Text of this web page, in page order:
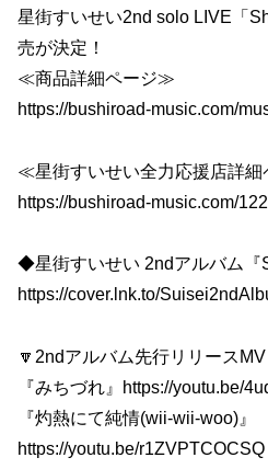
星街すいせい2nd solo LIVE「
売が決定！
≪商品詳細ページ≫
https://bushiroad-music.com/
≪星街すいせい全力応援店詳
https://bushiroad-music.com/
◆星街すいせい 2ndアルバム『
https://cover.lnk.to/
🔽2ndアルバム先行リリース
『みちづれ』https://youtu.be/
『灼熱にて純情(wii-wii-woo)』
https://youtu.be/r1ZVPTCOCSQ